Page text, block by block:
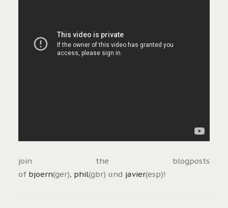
join the blogposts
of bjoern(ger), phil(gbr) und javier(esp)!